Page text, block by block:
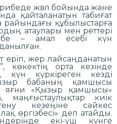
жвл бойында және
қайталанатын табиғат
құбылыстарға
атаулары мен реттері
– амал есебі күн
еріп, жер лайсаңданатын
көкектің орта кезінде
күн күркіреген кезді
бабаның қамшысы
яғни «Қызыр қамшысы»
маңғыстаулықтар киік
кезеңіне сәйкес
лақ өргізбесі» деп атайды.
екі-үш күнге